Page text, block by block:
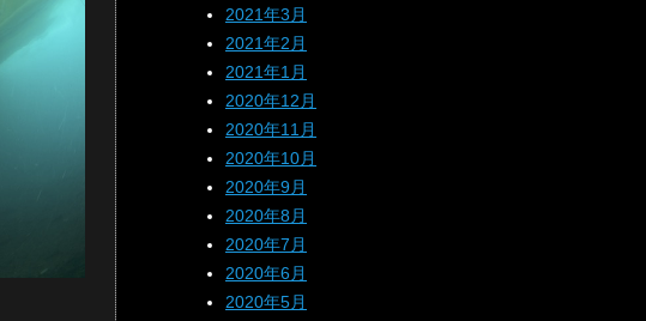
2021年3月
2021年2月
2021年1月
2020年12月
2020年11月
2020年10月
2020年9月
2020年8月
2020年7月
2020年6月
2020年5月